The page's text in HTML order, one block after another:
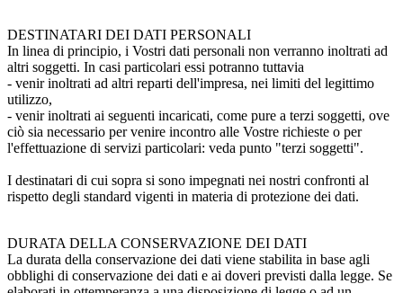
DESTINATARI DEI DATI PERSONALI
In linea di principio, i Vostri dati personali non verranno inoltrati ad
altri soggetti. In casi particolari essi potranno tuttavia
- venir inoltrati ad altri reparti dell'impresa, nei limiti del legittimo
utilizzo,
- venir inoltrati ai seguenti incaricati, come pure a terzi soggetti, ove
ciò sia necessario per venire incontro alle Vostre richieste o per
l'effettuazione di servizi particolari: veda punto "terzi soggetti".
I destinatari di cui sopra si sono impegnati nei nostri confronti al
rispetto degli standard vigenti in materia di protezione dei dati.
DURATA DELLA CONSERVAZIONE DEI DATI
La durata della conservazione dei dati viene stabilita in base agli
obblighi di conservazione dei dati e ai doveri previsti dalla legge. Se